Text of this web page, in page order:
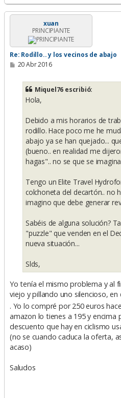
xuan
PRINCIPIANTE
Re: Rodillo.. y los vecinos de abajo
M
20 Abr 2016
Miquel76 escribió:
Hola,
Debido a mis horarios de
rodillo. Hace poco me he
abajo ya se han quejado...
(bueno.. en realidad me
hagas".. no se que se
Tengo un Elite Travel
colchoneta del decartón.. no
imagino que debe generar
Sabéis de alguna solución?
"puzzle" que venden en el
nueva situación...
Slds,
Yo tenía el mismo problema y al
viejo y pillando uno silencioso,
. Yo lo compré por 250 euros
amazon lo tienes a 195 y encima
descuento que hay en ciclismo
(no se cuando caduca la oferta,
acaso)
Saludos